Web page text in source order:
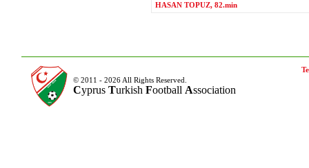
HASAN TOPUZ, 82.min
© 2011 - 2026 All Rights Reserved.
Cyprus Turkish Football Association